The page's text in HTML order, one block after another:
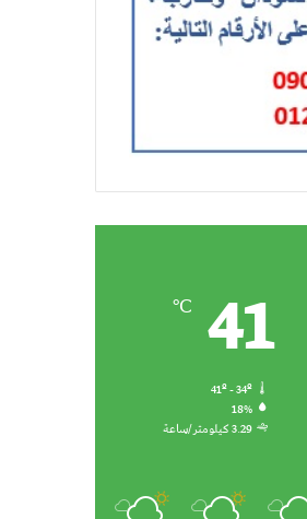
41
℃
41º - 34º
18%
3.29 كيلومتر/ساعة